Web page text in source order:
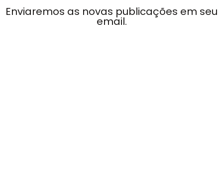
Enviaremos as novas publicações em seu
email.